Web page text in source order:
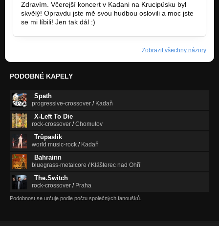
Zdravím. Včerejší koncert v Kadani na Krucipüsku byl
skvělý! Opravdu jste mě svou hudbou oslovili a moc jste
se mi líbili! Jen tak dál :)
Zobrazit všechny názory
PODOBNÉ KAPELY
Spath
progressive-crossover / Kadaň
X-Left To Die
rock-crossover /Chomutov
Trüpaslík
world music-rock / Kadaň
Bahrainn
bluegrass-metalcore / Klášterec nad Ohří
The.Switch
rock-crossover / Praha
Podobnost se určuje podle počtu společných fanoušků.